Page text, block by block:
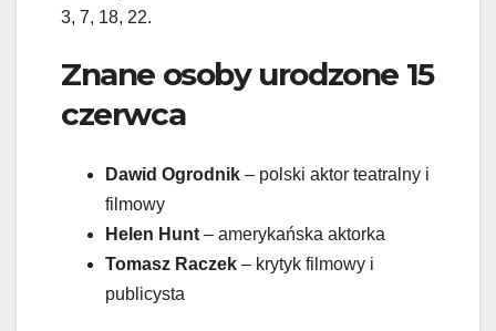
3, 7, 18, 22.
Znane osoby urodzone 15
czerwca
Dawid Ogrodnik – polski aktor teatralny i
filmowy
Helen Hunt – amerykańska aktorka
Tomasz Raczek – krytyk filmowy i
publicysta